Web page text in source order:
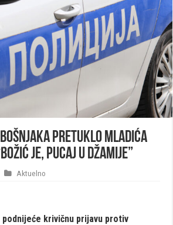
pretuklo mladića
je, pucaj u džamije”
Aktuelno
krivičnu prijavu protiv